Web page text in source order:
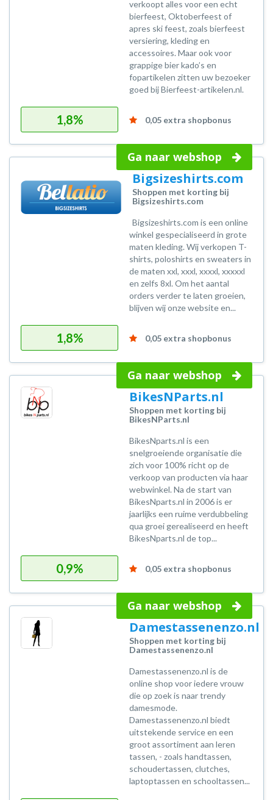
verkoopt alles voor een echt
bierfeest, Oktoberfeest of
apres ski feest, zoals bierfeest
versiering, kleding en
accessoires. Maar ook voor
grappige bier kado’s en
fopartikelen zitten uw bezoeker
goed bij Bierfeest-artikelen.nl.
1,8% 0,05 extra shopbonus
Ga naar webshop
Bigsizeshirts.com
Shoppen met korting bij
Bigsizeshirts.com
Bigsizeshirts.com is een online
winkel gespecialiseerd in grote
maten kleding. Wij verkopen T-
shirts, poloshirts en sweaters in
de maten xxl, xxxl, xxxxl, xxxxxl
en zelfs 8xl. Om het aantal
orders verder te laten groeien,
blijven wij onze website en...
1,8% 0,05 extra shopbonus
Ga naar webshop
BikesNParts.nl
Shoppen met korting bij
BikesNParts.nl
BikesNparts.nl is een
snelgroeiende organisatie die
zich voor 100% richt op de
verkoop van producten via haar
webwinkel. Na de start van
BikesNparts.nl in 2006 is er
jaarlijks een ruime verdubbeling
qua groei gerealiseerd en heeft
BikesNparts.nl de top...
0,9% 0,05 extra shopbonus
Ga naar webshop
Damestassenenzo.nl
Shoppen met korting bij
Damestassenenzo.nl
Damestassenenzo.nl is de
online shop voor iedere vrouw
die op zoek is naar trendy
damesmode.
Damestassenenzo.nl biedt
uitstekende service en een
groot assortiment aan leren
tassen, - zoals handtassen,
schoudertassen, clutches,
laptoptassen en schooltassen...